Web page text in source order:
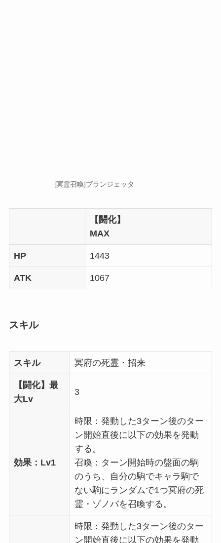
[冥霊召喚]ブランジェッタ
【闘化】
MAX
HP 1443
ATK 1067
スキル
スキル 冥府の死霊・招来
【闘化】最
大Lv
3
効果：Lv1
時限：発動した3ターン後のター
ン開始直後に以下の効果を発動
する。
召喚：ターン開始時の盤面の駒
のうち、自分の駒でキャラ駒で
ない駒にランダムで1つ冥府の死
霊・ゾノバを召喚する。
時限：発動した3ターン後のター
ン開始直後に以下の効果を発動